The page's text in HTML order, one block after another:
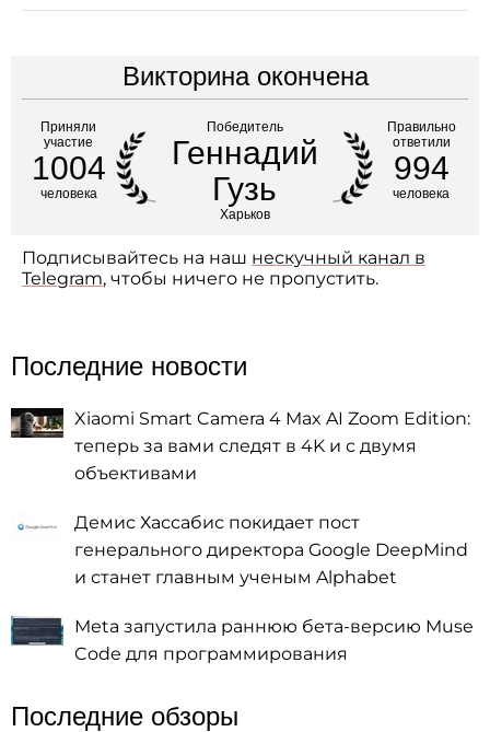
Викторина окончена
Приняли
участие
1004
человека
Победитель
Геннадий
Гузь
Харьков
Правильно
ответили
994
человека
Подписывайтесь на наш нескучный канал в
Telegram, чтобы ничего не пропустить.
Последние новости
Xiaomi Smart Camera 4 Max AI Zoom Edition:
теперь за вами следят в 4K и с двумя
объективами
Демис Хассабис покидает пост
генерального директора Google DeepMind
и станет главным ученым Alphabet
Meta запустила раннюю бета-версию Muse
Code для программирования
Последние обзоры